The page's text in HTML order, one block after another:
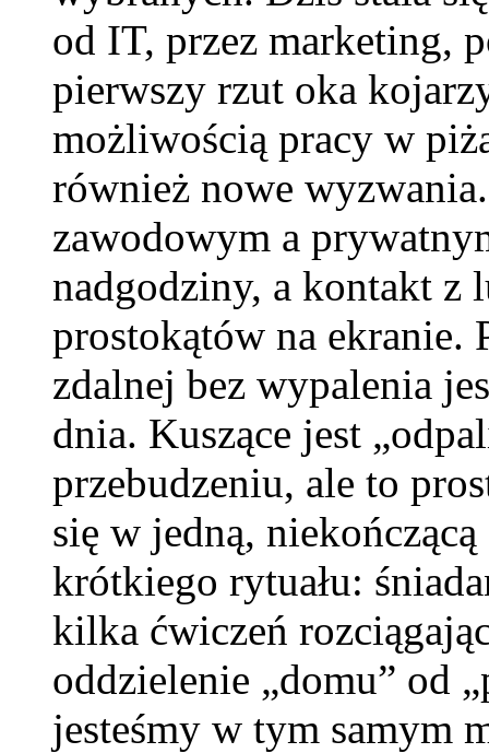
od IT, przez marketing,
pierwszy rzut oka
możliwością pracy w
również nowe
zawodowym a
nadgodziny, a kontakt z
prostokątów na ekranie.
zdalnej bez wypalenia
dnia. Kuszące jest
przebudzeniu, ale to
się w jedną,
krótkiego rytuału:
kilka ćwiczeń
oddzielenie „domu” od
jesteśmy w tym samym